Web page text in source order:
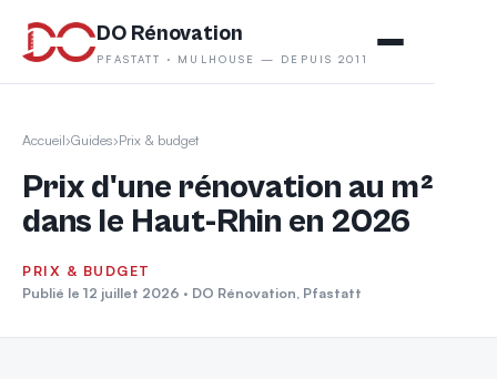
DO Rénovation
PFASTATT · MULHOUSE — DEPUIS 2011
Accueil›Guides›Prix & budget
Prix d'une rénovation au m²
dans le Haut-Rhin en 2026
PRIX & BUDGET
Publié le 12 juillet 2026 · DO Rénovation, Pfastatt